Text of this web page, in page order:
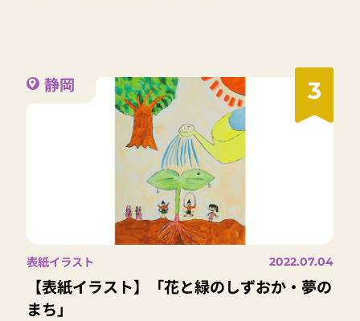
3
静岡
表紙イラスト 2022.07.04
【表紙イラスト】「花と緑のしずおか・夢の
まち」